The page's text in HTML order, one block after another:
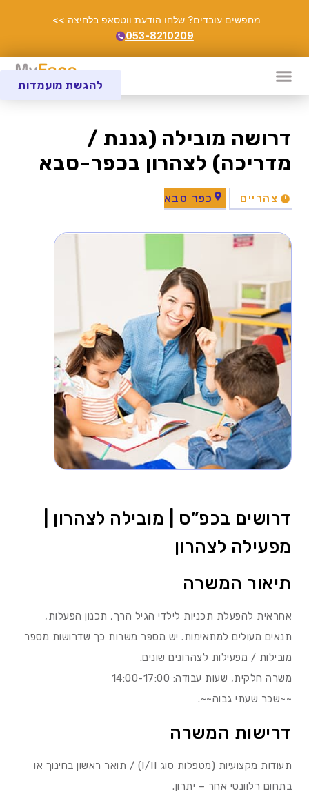
מחפשים עובדים? שלחו הודעת ווטסאפ בלחיצה >>
053-8210209
דרושה מובילה (גננת /
מדריכה) לצהרון בכפר-סבא
צהריים כפר סבא
להגשת מועמדות
דרושים בכפ”ס | מובילה לצהרון |
מפעילה לצהרון
תיאור המשרה
אחראית להפעלת תכניות לילדי הגיל הרך, תכנון הפעלות,
תנאים מעולים למתאימות. יש מספר משרות כך שדרושות מספר
מובילות / מפעילות לצהרונים שונים.
משרה חלקית, שעות עבודה: 14:00-17:00
~~שכר שעתי גבוה~~.
דרישות המשרה
תעודות מקצועיות (מטפלות סוג I/II) / תואר ראשון בחינוך או
בתחום רלוונטי אחר – יתרון.